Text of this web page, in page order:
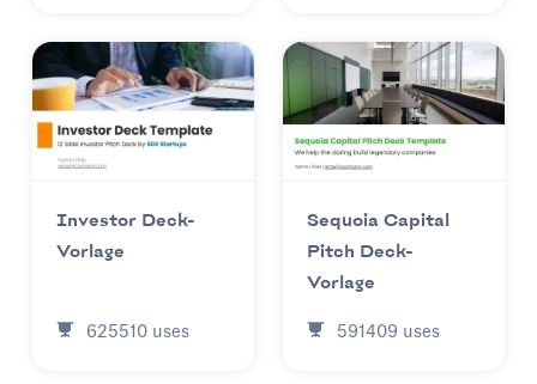
Investor Deck-
Vorlage
625510 uses
Sequoia Capital
Pitch Deck-
Vorlage
591409 uses